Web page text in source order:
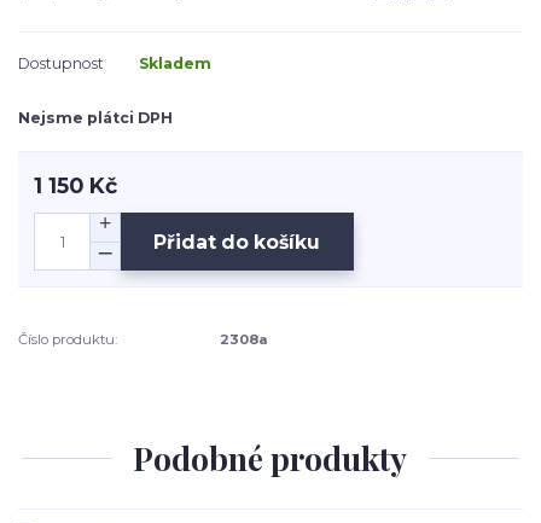
Dostupnost Skladem
Nejsme plátci DPH
1 150 Kč
Přidat do košíku
Číslo produktu: 2308a
Podobné produkty